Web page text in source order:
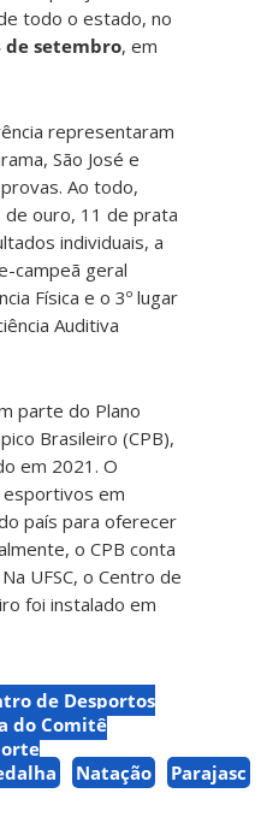
todo o estado, no
de setembro, em
representaram
São José e
Ao todo,
de ouro, 11 de prata
individuais, a
campeã geral
Física e o 3º lugar
Auditiva
parte do Plano
Brasileiro (CPB),
em 2021. O
em
país para oferecer
o CPB conta
UFSC, o Centro de
foi instalado em
de Desportos
do Comitê
Natação
Parajasc